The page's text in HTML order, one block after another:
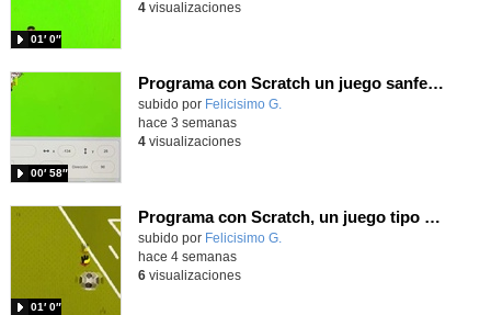
01′ 0″
4visualizaciones
Programa con Scratch un juego sanferminero con Mikel Merino evitando toros y dando toques al balón.
Contenido educativo.
subido por Felicisimo G.
00′ 58″
hace 3 semanas
4visualizaciones
Programa con Scratch, un juego tipo frontón para vivir los cuartos de final contra Bélgica
Contenido educativo.
subido por Felicisimo G.
01′ 0″
hace 4 semanas
6visualizaciones